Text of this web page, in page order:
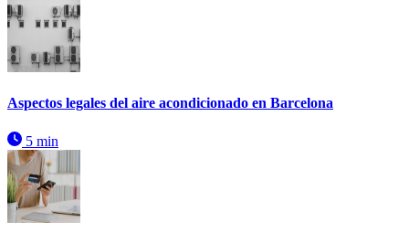
Aspectos legales del aire acondicionado en Barcelona
5 min